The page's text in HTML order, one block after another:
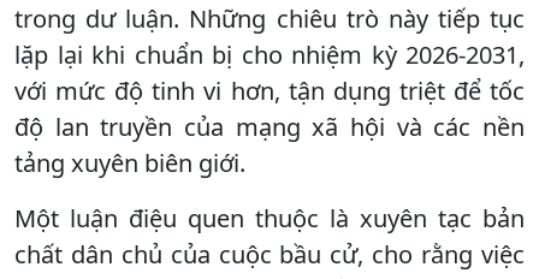
trong dư luận. Những chiêu trò này tiếp tục
lặp lại khi chuẩn bị cho nhiệm kỳ 2026-2031,
với mức độ tinh vi hơn, tận dụng triệt để tốc
độ lan truyền của mạng xã hội và các nền
tảng xuyên biên giới.
Một luận điệu quen thuộc là xuyên tạc bản
chất dân chủ của cuộc bầu cử, cho rằng việc